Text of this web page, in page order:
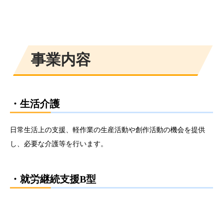
​事業内容
・生活介護
​日常生活上の支援、軽作業の生産活動や創作活動の機会を提供
し、必要な介護等を行います。
・就労継続支援B型